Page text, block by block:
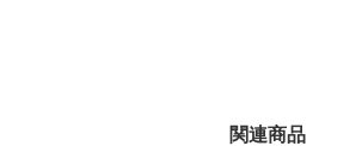
関連商品